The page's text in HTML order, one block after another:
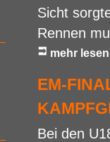
Sicht
Rennen
mehr lesen
EM-
Bei den